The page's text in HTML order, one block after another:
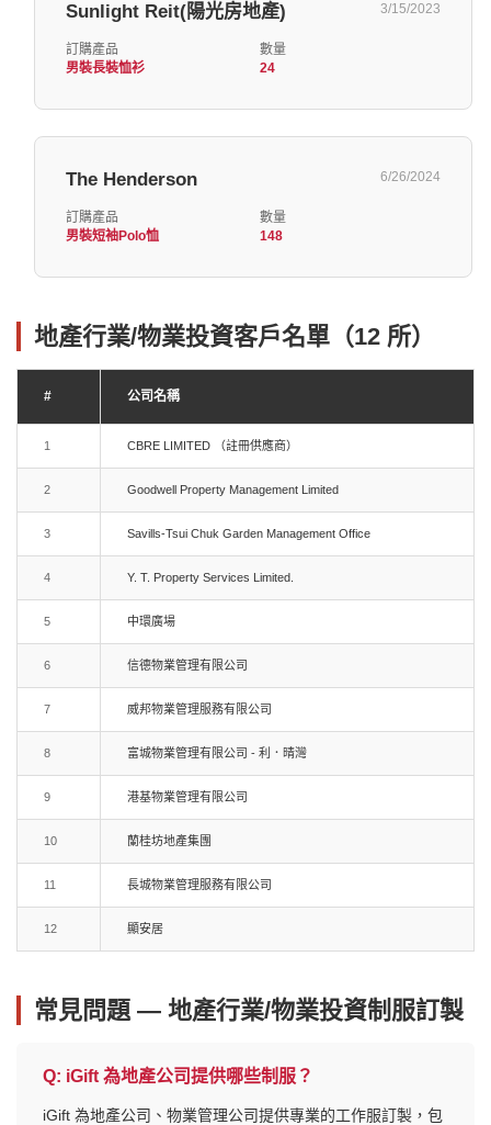
Sunlight Reit(陽光房地產) 3/15/2023
訂購產品
男裝長裝恤衫
數量
24
The Henderson 6/26/2024
訂購產品
男裝短袖Polo恤
數量
148
地產行業/物業投資客戶名單（12 所）
# 公司名稱
1 CBRE LIMITED （註冊供應商）
2 Goodwell Property Management Limited
3 Savills-Tsui Chuk Garden Management Office
4 Y. T. Property Services Limited.
5 中環廣場
6 信德物業管理有限公司
7 威邦物業管理服務有限公司
8 富城物業管理有限公司 - 利．晴灣
9 港基物業管理有限公司
10 蘭桂坊地產集團
11 長城物業管理服務有限公司
12 顯安居
常見問題 — 地產行業/物業投資制服訂製
Q: iGift 為地產公司提供哪些制服？
iGift 為地產公司、物業管理公司提供專業的工作服訂製，包